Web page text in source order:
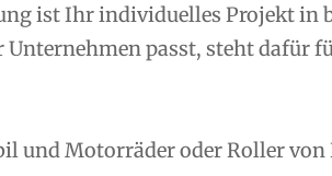
ist Ihr individuelles Projekt in
Unternehmen passt, steht dafür
und Motorräder oder Roller von